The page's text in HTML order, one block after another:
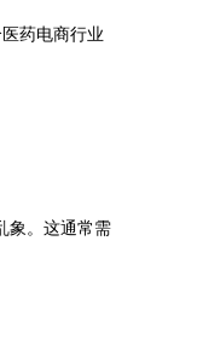
药电商行业
象。这通常需